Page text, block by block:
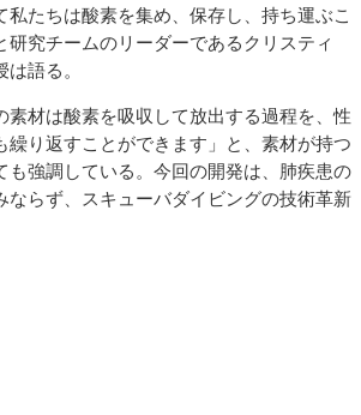
私たちは酸素を集め、保存し、持ち運ぶこ
研究チームのリーダーであるクリスティ
語る。
材は酸素を吸収して放出する過程を、性
繰り返すことができます」と、素材が持つ
も強調している。今回の開発は、肺疾患の
ならず、スキューバダイビングの技術革新